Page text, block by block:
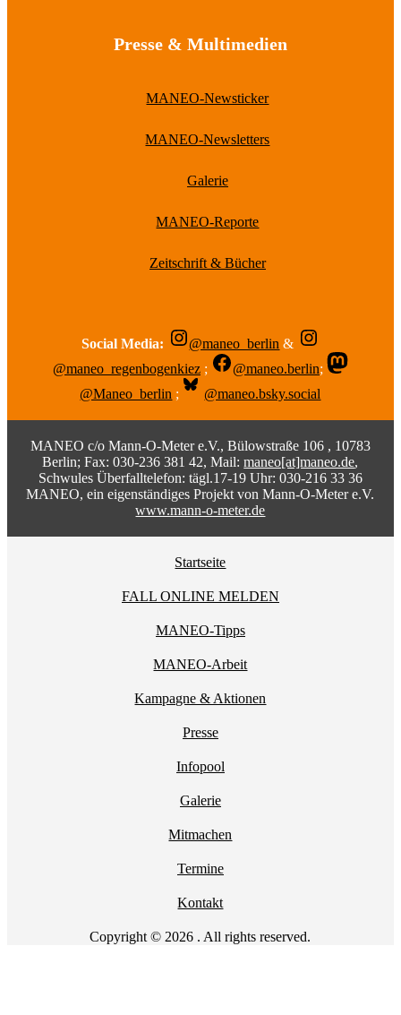
Presse & Multimedien
MANEO-Newsticker
MANEO-Newsletters
Galerie
MANEO-Reporte
Zeitschrift & Bücher
Social Media: @maneo_berlin &
@maneo_regenbogenkiez ; @maneo.berlin;
@Maneo_berlin ; @maneo.bsky.social
MANEO c/o Mann-O-Meter e.V., Bülowstraße 106 , 10783
Berlin; Fax: 030-236 381 42, Mail:maneo[at]maneo.de,
Schwules Überfalltelefon: tägl.17-19 Uhr: 030-216 33 36
MANEO, ein eigenständiges Projekt von Mann-O-Meter e.V.
www.mann-o-meter.de
Startseite
FALL ONLINE MELDEN
MANEO-Tipps
MANEO-Arbeit
Kampagne & Aktionen
Presse
Infopool
Galerie
Mitmachen
Termine
Kontakt
Copyright © 2026 . All rights reserved.